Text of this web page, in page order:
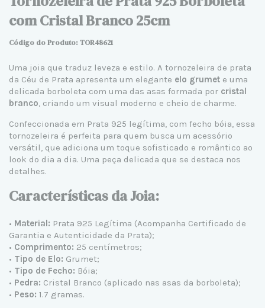
com Cristal Branco 25cm
Código do Produto: TOR48621
Uma joia que traduz leveza e estilo. A tornozeleira de prata
da Céu de Prata apresenta um elegante elo grumet e uma
delicada borboleta com uma das asas formada por cristal
branco, criando um visual moderno e cheio de charme.
Confeccionada em Prata 925 legítima, com fecho bóia, essa
tornozeleira é perfeita para quem busca um acessório
versátil, que adiciona um toque sofisticado e romântico ao
look do dia a dia. Uma peça delicada que se destaca nos
detalhes.
Características da Joia:
• Material: Prata 925 Legítima (Acompanha Certificado de
Garantia e Autenticidade da Prata);
• Comprimento: 25 centímetros;
• Tipo de Elo: Grumet;
• Tipo de Fecho: Bóia;
• Pedra: Cristal Branco (aplicado nas asas da borboleta);
• Peso: 1.7 gramas.